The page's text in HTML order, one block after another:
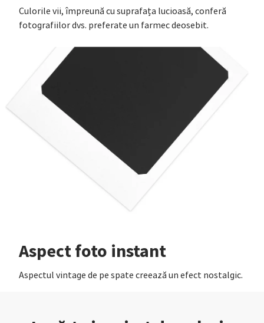
Culorile vii, împreună cu suprafața lucioasă, conferă
fotografiilor dvs. preferate un farmec deosebit.
Aspect foto instant
Aspectul vintage de pe spate creează un efect nostalgic.